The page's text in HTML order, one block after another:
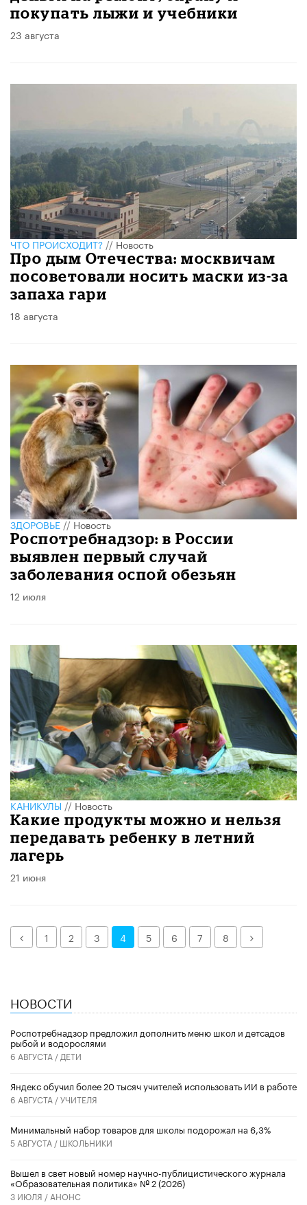
покупать лыжи и учебники
23 августа
ЧТО ПРОИСХОДИТ?//Новость
Про дым Отечества: москвичам
посоветовали носить маски из-за
запаха гари
18 августа
ЗДОРОВЬЕ//Новость
Роспотребнадзор: в России
выявлен первый случай
заболевания оспой обезьян
12 июля
КАНИКУЛЫ//Новость
Какие продукты можно и нельзя
передавать ребенку в летний
лагерь
21 июня
Назад1 2 3 4 5 6 7 8 Далее
НОВОСТИ
Роспотребнадзор предложил дополнить меню школ и детсадов
рыбой и водорослями
6 АВГУСТА / ДЕТИ
​Яндекс обучил более 20 тысяч учителей использовать ИИ в работе
6 АВГУСТА /УЧИТЕЛЯ
Минимальный набор товаров для школы подорожал на 6,3%
5 АВГУСТА / ШКОЛЬНИКИ
Вышел в свет новый номер научно-публицистического журнала
«Образовательная политика» № 2 (2026)
3 ИЮЛЯ / АНОНС